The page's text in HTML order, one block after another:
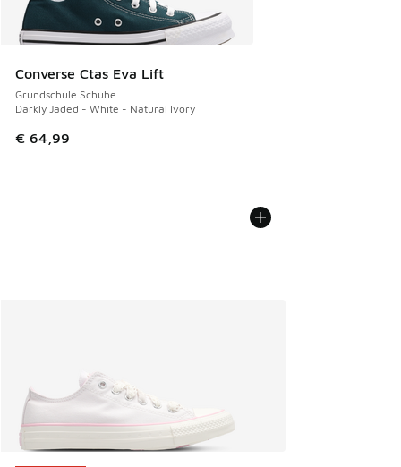
Converse Ctas Eva Lift
Grundschule Schuhe
Darkly Jaded - White - Natural Ivory
€ 64,99